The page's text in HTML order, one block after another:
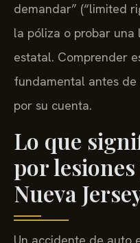
demandar” (“limited
la póliza o probar una
estatal. Comprender
fundamental antes
por su cuenta.
Lo que
por
Nueva
Un accidente de auto